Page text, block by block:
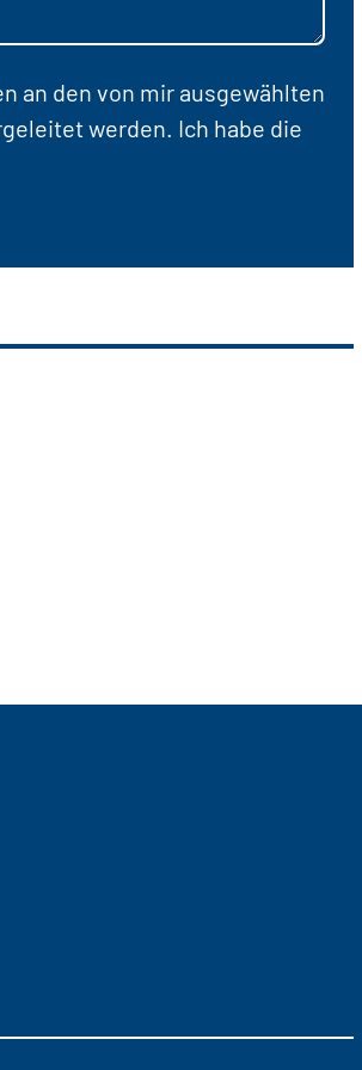
an den von mir ausgewählten
werden. Ich habe die